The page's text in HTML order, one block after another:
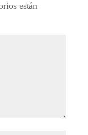
están